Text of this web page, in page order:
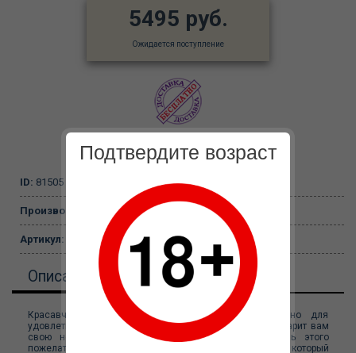
5495 руб.
Ожидается поступление
ID: 81505
Производитель: Toyfa, Китай
Артикул:
Описание
Красавчик Рой - это именно то, что вам нужно для
удовлетворения! Превосходная секс-кукла Big Roy подарит вам
свою нежность в любой момент, достаточно лишь этого
пожелать. Игрушка способна стать любовником №1, который
Подтвердите возраст